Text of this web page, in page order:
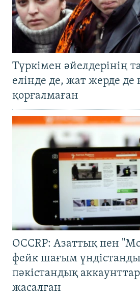
Түркімен әйелдерінің
елінде де, жат жерде
қорғалмаған
OCCRP: Азаттық пен
фейк шағым
пәкістандық
жасалған